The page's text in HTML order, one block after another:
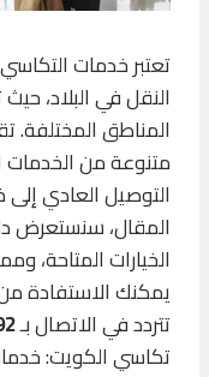
تعتبر خدمات
النقل في البلاد،
المناطق المختلفة.
متنوعة من الخدمات
التوصيل العادي
المقال، سنستعرض
الخيارات المتاحة،
يمكنك الاستفادة
تتردد في الاتصال بـ
تكاسي الكويت: